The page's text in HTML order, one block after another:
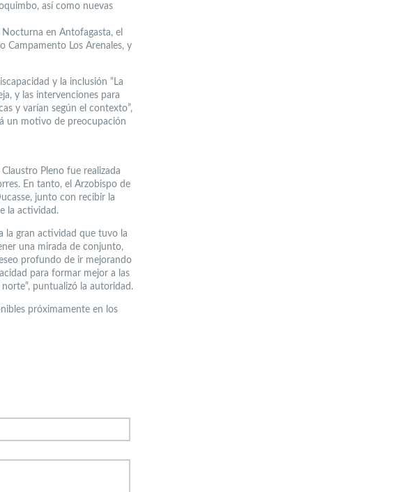
así como nuevas
en Antofagasta, el
Campamento Los Arenales, y
y la inclusión “La
y las intervenciones para
y varían según el contexto”,
un motivo de preocupación
Pleno fue realizada
En tanto, el Arzobispo de
junto con recibir la
la actividad.
la gran actividad que tuvo la
una mirada de conjunto,
profundo de ir mejorando
para formar mejor a las
puntualizó la autoridad.
próximamente en los